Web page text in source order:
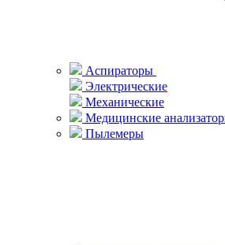
Аспираторы
Электрические
Механические
Медицинские
Пылемеры